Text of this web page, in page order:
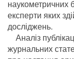
наукометричних
експерти яких
досліджень.
Аналіз
журнальних